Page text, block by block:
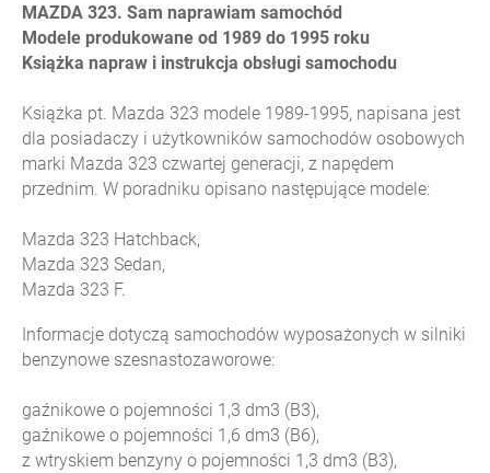
MAZDA 323. Sam naprawiam samochód
Modele produkowane od 1989 do 1995 roku
Książka napraw i instrukcja obsługi samochodu
Książka pt. Mazda 323 modele 1989-1995, napisana jest
dla posiadaczy i użytkowników samochodów osobowych
marki Mazda 323 czwartej generacji, z napędem
przednim. W poradniku opisano następujące modele:
Mazda 323 Hatchback,
Mazda 323 Sedan,
Mazda 323 F.
Informacje dotyczą samochodów wyposażonych w silniki
benzynowe szesnastozaworowe:
gaźnikowe o pojemności 1,3 dm3 (B3),
gaźnikowe o pojemności 1,6 dm3 (B6),
z wtryskiem benzyny o pojemności 1,3 dm3 (B3),